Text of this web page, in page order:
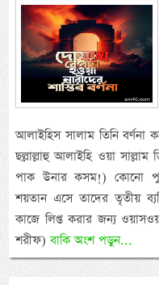
আলাইহিস সালাম তিনি বর্ণনা
ছল্লাল্লাহু আলাইহি ওয়া
পাক উনার কসম!) কোনো
শয়তান এসে তাদের তৃতীয়
কাজে লিপ্ত করার জন্য
শরীফ)বাকি অংশ পড়ুন...